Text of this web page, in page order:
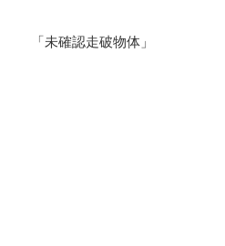
「未確認走破物体」